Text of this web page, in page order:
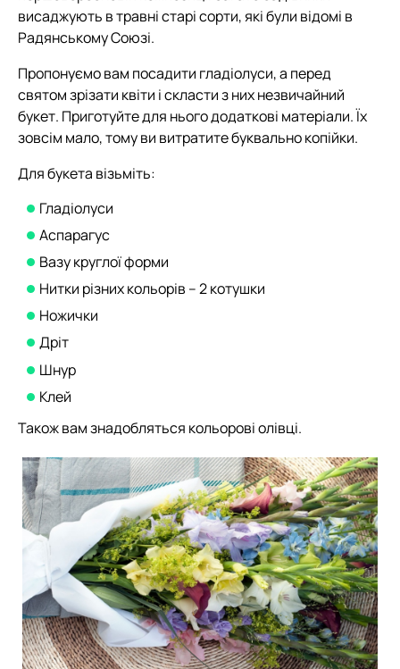
висаджують в травні старі сорти, які були відомі в
Радянському Союзі.
Пропонуємо вам посадити гладіолуси, а перед
святом зрізати квіти і скласти з них незвичайний
букет. Приготуйте для нього додаткові матеріали. Їх
зовсім мало, тому ви витратите буквально копійки.
Для букета візьміть:
Гладіолуси
Аспарагус
Вазу круглої форми
Нитки різних кольорів – 2 котушки
Ножички
Дріт
Шнур
Клей
Також вам знадобляться кольорові олівці.